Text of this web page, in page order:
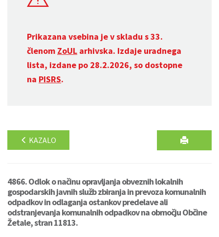
Prikazana vsebina je v skladu s 33.
členom ZoUL arhivska. Izdaje uradnega
lista, izdane po 28.2.2026, so dostopne
na PISRS.
KAZALO
4866. Odlok o načinu opravljanja obveznih lokalnih
gospodarskih javnih služb zbiranja in prevoza komunalnih
odpadkov in odlaganja ostankov predelave ali
odstranjevanja komunalnih odpadkov na območju Občine
Žetale, stran 11813.